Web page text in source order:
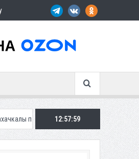
внедрить новую систему для улучшения
12:58:01